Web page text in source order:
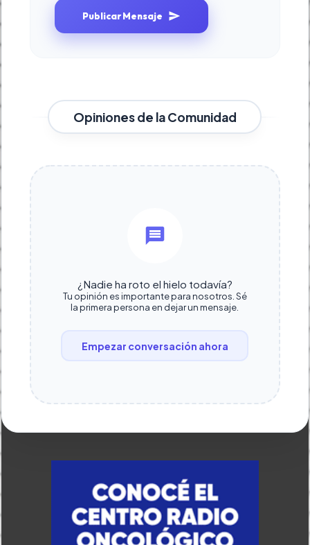
Publicar Mensaje
Opiniones de la Comunidad
¿Nadie ha roto el hielo todavía?
Tu opinión es importante para nosotros. Sé
la primera persona en dejar un mensaje.
Empezar conversación ahora